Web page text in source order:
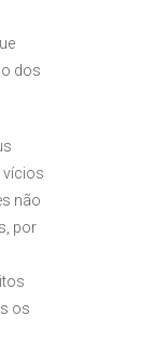
dos
vícios
não
por
os